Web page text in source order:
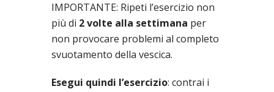
IMPORTANTE: Ripeti l’esercizio non
più di 2 volte alla settimana per
non provocare problemi al completo
svuotamento della vescica.
Esegui quindi l’esercizio: contrai i